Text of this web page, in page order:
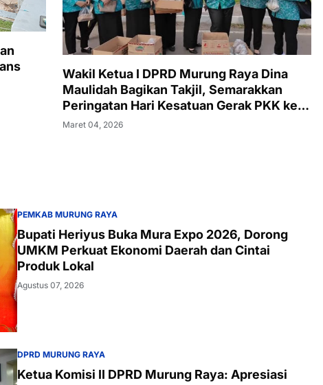
Wakil Ketua I DPRD Murung Raya Dina
Maulidah Bagikan Takjil, Semarakkan
Peringatan Hari Kesatuan Gerak PKK ke-
54
Maret 04, 2026
PEMKAB MURUNG RAYA
Bupati Heriyus Buka Mura Expo 2026, Dorong
UMKM Perkuat Ekonomi Daerah dan Cintai
Produk Lokal
Agustus 07, 2026
DPRD MURUNG RAYA
Ketua Komisi II DPRD Murung Raya: Apresiasi